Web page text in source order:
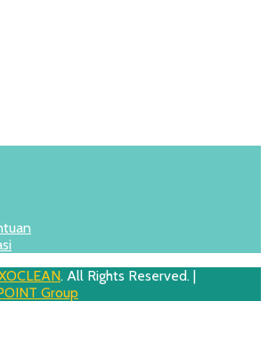
. All Rights Reserved. |
Group